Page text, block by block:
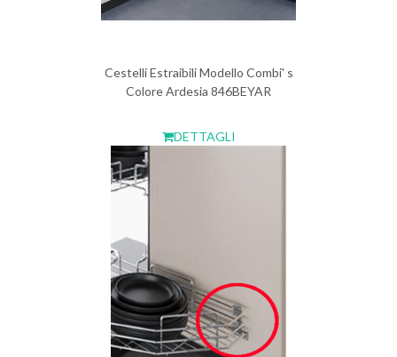
Cestelli Estraibili Modello Combi' s
Colore Ardesia 846BEYAR
DETTAGLI